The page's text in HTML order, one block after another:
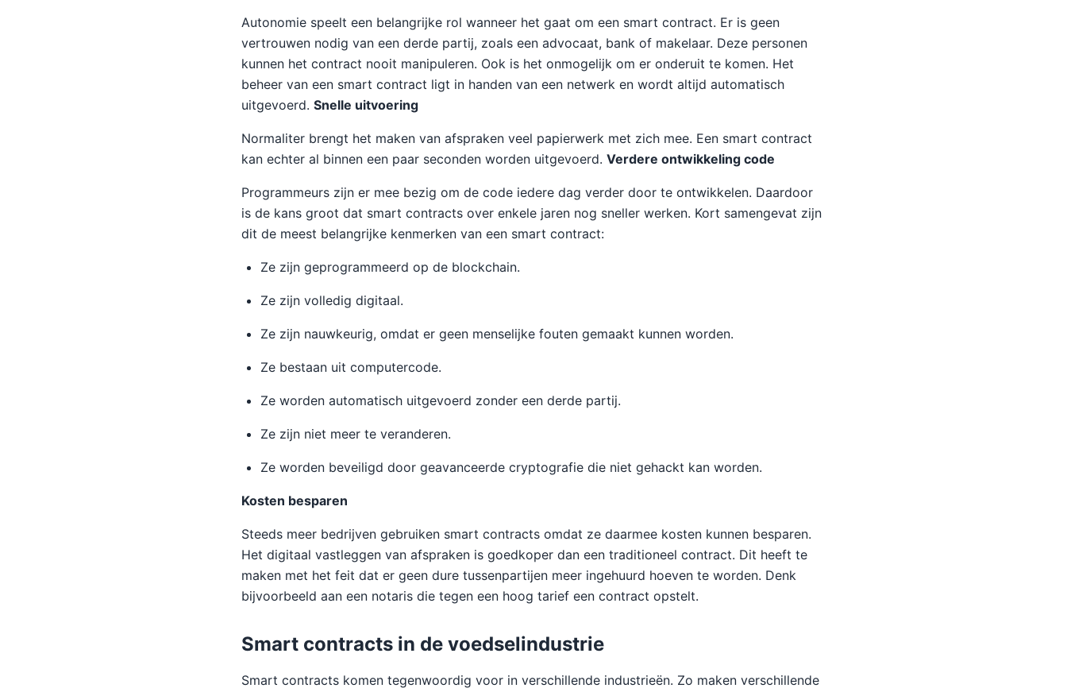
Autonomie speelt een belangrijke rol wanneer het gaat om een smart contract. Er is geen
vertrouwen nodig van een derde partij, zoals een advocaat, bank of makelaar. Deze personen
kunnen het contract nooit manipuleren. Ook is het onmogelijk om er onderuit te komen. Het
beheer van een smart contract ligt in handen van een netwerk en wordt altijd automatisch
uitgevoerd. Snelle uitvoering
Normaliter brengt het maken van afspraken veel papierwerk met zich mee. Een smart contract
kan echter al binnen een paar seconden worden uitgevoerd. Verdere ontwikkeling code
Programmeurs zijn er mee bezig om de code iedere dag verder door te ontwikkelen. Daardoor
is de kans groot dat smart contracts over enkele jaren nog sneller werken. Kort samengevat zijn
dit de meest belangrijke kenmerken van een smart contract:
Ze zijn geprogrammeerd op de blockchain.
Ze zijn volledig digitaal.
Ze zijn nauwkeurig, omdat er geen menselijke fouten gemaakt kunnen worden.
Ze bestaan uit computercode.
Ze worden automatisch uitgevoerd zonder een derde partij.
Ze zijn niet meer te veranderen.
Ze worden beveiligd door geavanceerde cryptografie die niet gehackt kan worden.
Kosten besparen
Steeds meer bedrijven gebruiken smart contracts omdat ze daarmee kosten kunnen besparen.
Het digitaal vastleggen van afspraken is goedkoper dan een traditioneel contract. Dit heeft te
maken met het feit dat er geen dure tussenpartijen meer ingehuurd hoeven te worden. Denk
bijvoorbeeld aan een notaris die tegen een hoog tarief een contract opstelt.
Smart contracts in de voedselindustrie
Smart contracts komen tegenwoordig voor in verschillende industrieën. Zo maken verschillende